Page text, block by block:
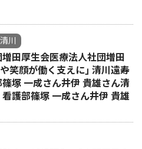
川
田厚生会医療法人社団増田
笑顔が働く支えに｣ 清川遠寿
塚 一成さん井伊 貴雄さん清
護部篠塚 一成さん井伊 貴雄